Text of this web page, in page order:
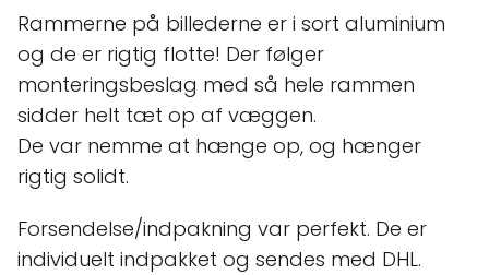
Rammerne på billederne er i sort aluminium
og de er rigtig flotte! Der følger
monteringsbeslag med så hele rammen
sidder helt tæt op af væggen.
De var nemme at hænge op, og hænger
rigtig solidt.
Forsendelse/indpakning var perfekt. De er
individuelt indpakket og sendes med DHL.